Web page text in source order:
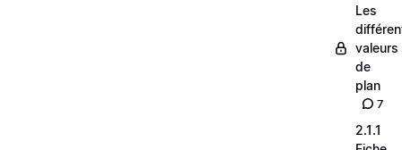
Les
valeurs
de
plan
7
2.1.1